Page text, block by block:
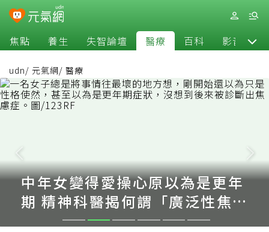
焦點 養生 失智論壇 醫療 百科 影音
udn/ 元氣網/ 醫療
中年女變得愛操心原以為是更年
期 精神科醫揭何謂「廣泛性焦
慮症」